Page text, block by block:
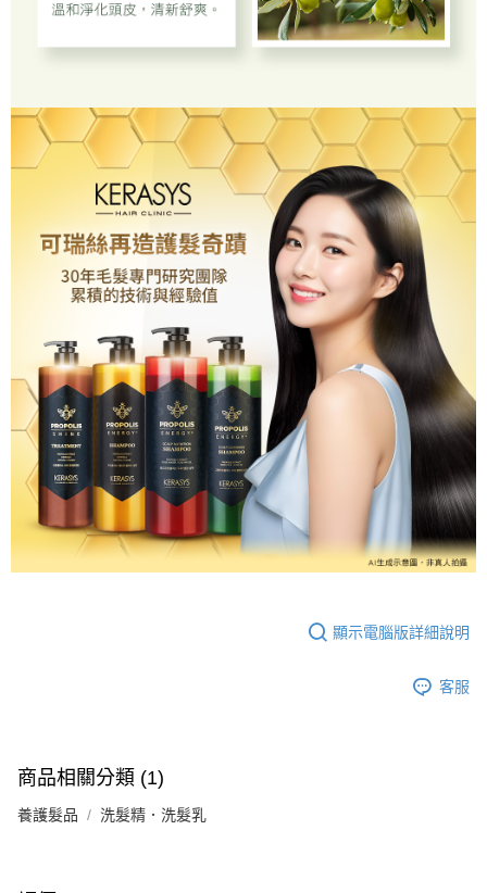
顯示電腦版詳細說明
客服
商品相關分類 (1)
養護髮品 洗髮精．洗髮乳